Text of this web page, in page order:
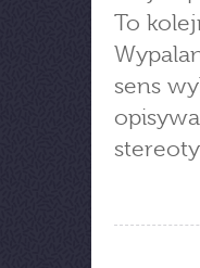
To
sens